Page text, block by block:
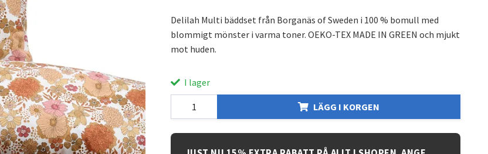
Delilah Multi bäddset från Borganäs of Sweden i 100 % bomull med
blommigt mönster i varma toner. OEKO-TEX MADE IN GREEN och mjukt
mot huden.
I lager
LÄGG I KORGEN